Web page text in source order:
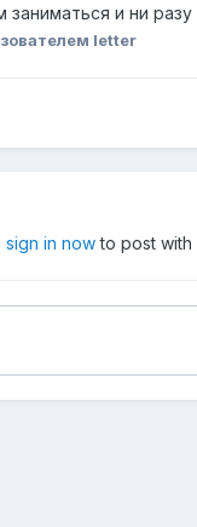
и ни
letter
sign in nowto post with